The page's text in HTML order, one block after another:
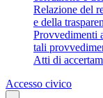
Relazione del
e della
Provvedimenti
tali
Atti di
Accesso civico